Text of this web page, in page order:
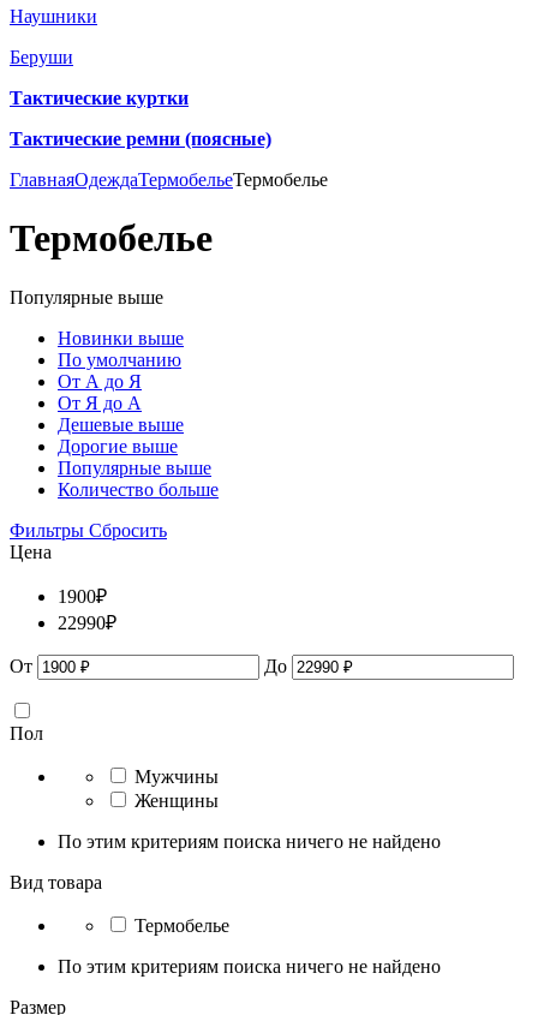
Наушники
Беруши
Тактические куртки
Тактические ремни (поясные)
ГлавнаяОдеждаТермобельеТермобелье
Термобелье
Популярные выше
Новинки выше
По умолчанию
От А до Я
От Я до А
Дешевые выше
Дорогие выше
Популярные выше
Количество больше
Фильтры Сбросить
Цена
1900₽
22990₽
От До
Пол
Мужчины
Женщины
По этим критериям поиска ничего не найдено
Вид товара
Термобелье
По этим критериям поиска ничего не найдено
Размер